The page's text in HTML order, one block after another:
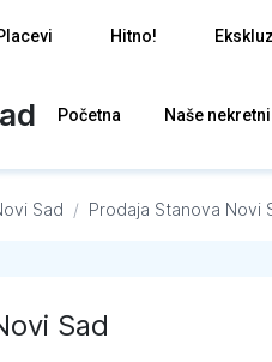
Hitno!
Početna Naše
Sad / Prodaja Stanova Novi
Sad